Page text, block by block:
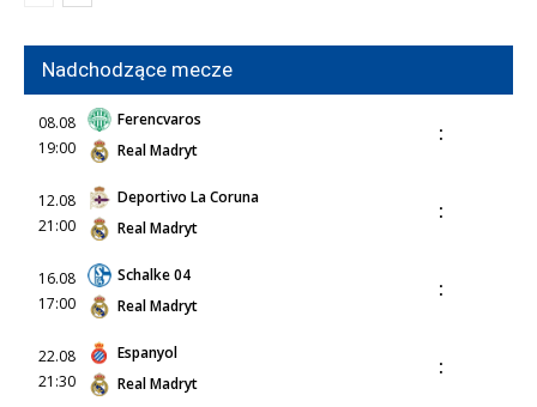
Nadchodzące mecze
08.08
19:00
Ferencvaros
Real Madryt
:
12.08
21:00
Deportivo La Coruna
Real Madryt
:
16.08
17:00
Schalke 04
Real Madryt
:
22.08
21:30
Espanyol
Real Madryt
: